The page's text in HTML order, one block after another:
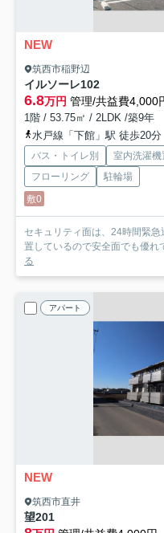
NEW
筑西市稲野辺
イルソーレ102
6.8万円 管理/共益費4,000
1階 / 53.75㎡ / 2LDK /築9年
水戸線「下館」駅 徒歩20分
バス・トイレ別 室内洗濯機
フローリング
駐輪場
敷0
セキュリティ面は、24時間緊
置しているので安全面でも優れ
る
アパート
NEW
筑西市直井
望201